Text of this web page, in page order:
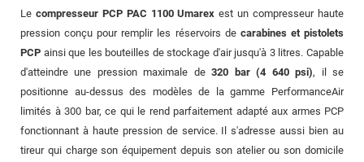
Le compresseur PCP PAC 1100 Umarex est un compresseur haute
pression conçu pour remplir les réservoirs de carabines et pistolets
PCP ainsi que les bouteilles de stockage d'air jusqu'à 3 litres. Capable
d'atteindre une pression maximale de320 bar (4 640 psi), il se
positionne au-dessus des modèles de la gamme PerformanceAir
limités à 300 bar, ce qui le rend parfaitement adapté aux armes PCP
fonctionnant à haute pression de service. Il s'adresse aussi bien au
tireur qui charge son équipement depuis son atelier ou son domicile